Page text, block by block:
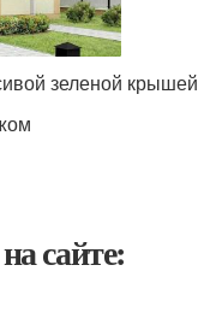
зеленой крышей
сайте: